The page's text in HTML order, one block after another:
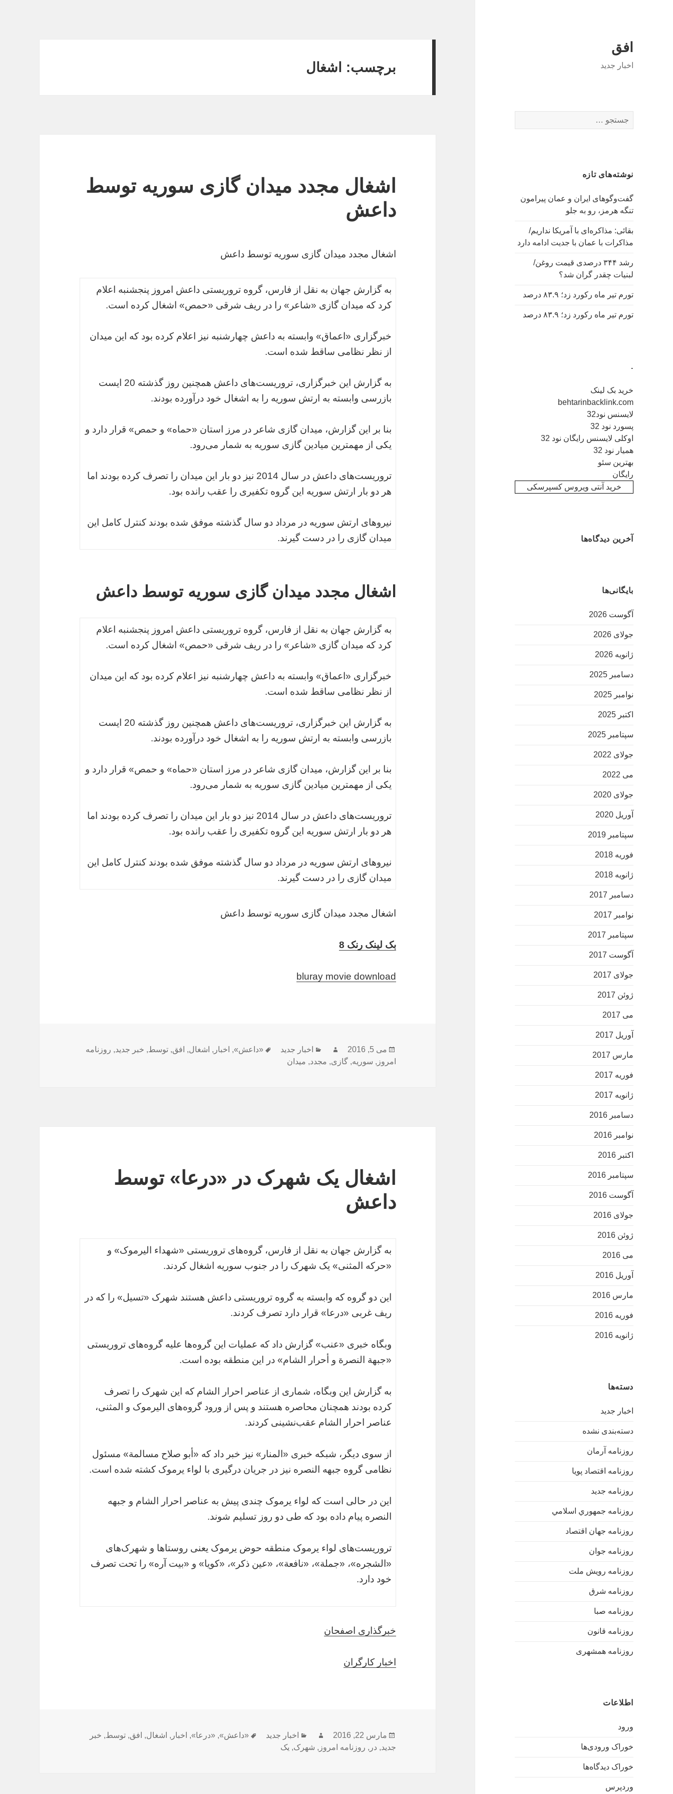
افق
اخبار جدید
برای:
نوشته‌های تازه
گفت‌وگوهای ایران و عمان پیرامون
تنگه هرمز، رو به جلو
بقائی: مذاکره‌ای با آمریکا نداریم/
مذاکرات با عمان با جدیت ادامه دارد
رشد ۳۴۴ درصدی قیمت روغن/
لبنیات چقدر گران شد؟
تورم تیر ماه رکورد زد؛ ۸۳.۹ درصد
تورم تیر ماه رکورد زد؛ ۸۳.۹ درصد
.
خرید بک لینک
behtarinbacklink.com
لایسنس نود32
پسورد نود 32
اوکلی لایسنس رایگان نود 32
همیار نود 32
بهترین سئو
رایگان
خرید آنتی ویروس کسپرسکی
آخرین دیدگاه‌ها
بایگانی‌ها
آگوست 2026
جولای 2026
ژانویه 2026
دسامبر 2025
نوامبر 2025
اکتبر 2025
سپتامبر 2025
جولای 2022
می 2022
جولای 2020
آوریل 2020
سپتامبر 2019
فوریه 2018
ژانویه 2018
دسامبر 2017
نوامبر 2017
سپتامبر 2017
آگوست 2017
جولای 2017
ژوئن 2017
می 2017
آوریل 2017
مارس 2017
فوریه 2017
ژانویه 2017
دسامبر 2016
نوامبر 2016
اکتبر 2016
سپتامبر 2016
آگوست 2016
جولای 2016
ژوئن 2016
می 2016
آوریل 2016
مارس 2016
فوریه 2016
ژانویه 2016
دسته‌ها
اخبار جدید
دسته‌بندی نشده
روزنامه آرمان
روزنامه اقتصاد پویا
روزنامه جدید
روزنامه جمهوري اسلامي
روزنامه جهان اقتصاد
روزنامه جوان
روزنامه رویش ملت
روزنامه شرق
روزنامه صبا
روزنامه قانون
روزنامه همشهری
اطلاعات
ورود
خوراک ورودی‌ها
خوراک دیدگاه‌ها
وردپرس
برچسب: اشغال
اشغال مجدد میدان گازی سوریه توسط
داعش
اشغال مجدد میدان گازی سوریه توسط داعش
به گزارش جهان به نقل از فارس، گروه تروریستی داعش امروز پنجشنبه اعلام
کرد که میدان گازی «شاعر» را در ریف شرقی «حمص» ‌اشغال کرده است.
خبرگزاری «اعماق» وابسته به داعش چهارشنبه نیز اعلام کرده بود که این میدان
از نظر نظامی ساقط شده است.
به گزارش این خبرگزاری، تروریست‌های داعش همچنین روز گذشته 20 ایست
بازرسی وابسته به ارتش سوریه را به اشغال خود درآورده بودند.
بنا بر این گزارش، میدان گازی شاعر در مرز استان «حماه» و حمص» قرار دارد و
یکی از مهمترین میادین گازی سوریه به شمار می‌رود.
تروریست‌های داعش در سال 2014 نیز دو بار این میدان را تصرف کرده بودند اما
هر دو بار ارتش سوریه این گروه تکفیری را عقب رانده بود.
نیروهای ارتش سوریه در مرداد دو سال گذشته موفق شده بودند کنترل کامل این
میدان گازی را در دست گیرند.
اشغال مجدد میدان گازی سوریه توسط داعش
به گزارش جهان به نقل از فارس، گروه تروریستی داعش امروز پنجشنبه اعلام
کرد که میدان گازی «شاعر» را در ریف شرقی «حمص» ‌اشغال کرده است.
خبرگزاری «اعماق» وابسته به داعش چهارشنبه نیز اعلام کرده بود که این میدان
از نظر نظامی ساقط شده است.
به گزارش این خبرگزاری، تروریست‌های داعش همچنین روز گذشته 20 ایست
بازرسی وابسته به ارتش سوریه را به اشغال خود درآورده بودند.
بنا بر این گزارش، میدان گازی شاعر در مرز استان «حماه» و حمص» قرار دارد و
یکی از مهمترین میادین گازی سوریه به شمار می‌رود.
تروریست‌های داعش در سال 2014 نیز دو بار این میدان را تصرف کرده بودند اما
هر دو بار ارتش سوریه این گروه تکفیری را عقب رانده بود.
نیروهای ارتش سوریه در مرداد دو سال گذشته موفق شده بودند کنترل کامل این
میدان گازی را در دست گیرند.
اشغال مجدد میدان گازی سوریه توسط داعش
بک لینک رنک 8
bluray movie download
ارسال
شده
می 5, 2016 نویسندهدسته‌ها
اخبار جدید برچسب‌ها
«داعش», اخبار , اشغال, افق,توسط, خبر جدید, روزنامه
امروز , سوریه,گازی, مجدد, میدان
اشغال یک شهرک در «درعا» توسط
داعش
به گزارش جهان به نقل از فارس، گروه‌های تروریستی «شهداء الیرموک» و
«حرکه المثنی» یک شهرک را در جنوب سوریه اشغال کردند.
این دو گروه‌ که وابسته به گروه تروریستی داعش هستند شهرک «تسیل» را که در
ریف غربی «درعا» قرار دارد تصرف کردند.
وبگاه خبری «عنب» گزارش داد که عملیات این گروه‌ها علیه گروه‌های تروریستی
«جبهة النصرة و أحرار الشام» در این منطقه بوده است.
به گزارش این وبگاه، شماری از عناصر احرار الشام که این شهرک را تصرف
کرده بودند همچنان محاصره هستند و پس از ورود گروه‌های الیرموک و المثنی،
عناصر احرار الشام عقب‌نشینی کردند.
از سوی دیگر، شبکه خبری «المنار» نیز خبر داد که «أبو صلاح مسالمة» مسئول
نظامی گروه جبهه النصره نیز در جریان درگیری با لواء یرموک کشته شده است.
این در حالی است که لواء یرموک چندی پیش به عناصر احرار الشام و جبهه
النصره پیام داده بود که طی دو روز تسلیم شوند.
تروریست‌های لواء یرموک منطقه حوض یرموک یعنی روستاها و شهرک‌های
«الشجره»، «جملة»، «نافعة»، «عین ذکر»، «کویا» و «بیت آره» را تحت تصرف
خود دارد.
خبرگذاری اصفحان
اخبار کارگران
ارسال
شده
مارس 22, 2016 نویسندهدسته‌ها
اخبار جدید برچسب‌ها
«داعش»,«درعا», اخبار , اشغال, افق,توسط, خبر
جدید, در , روزنامه امروز , شهرک, یک